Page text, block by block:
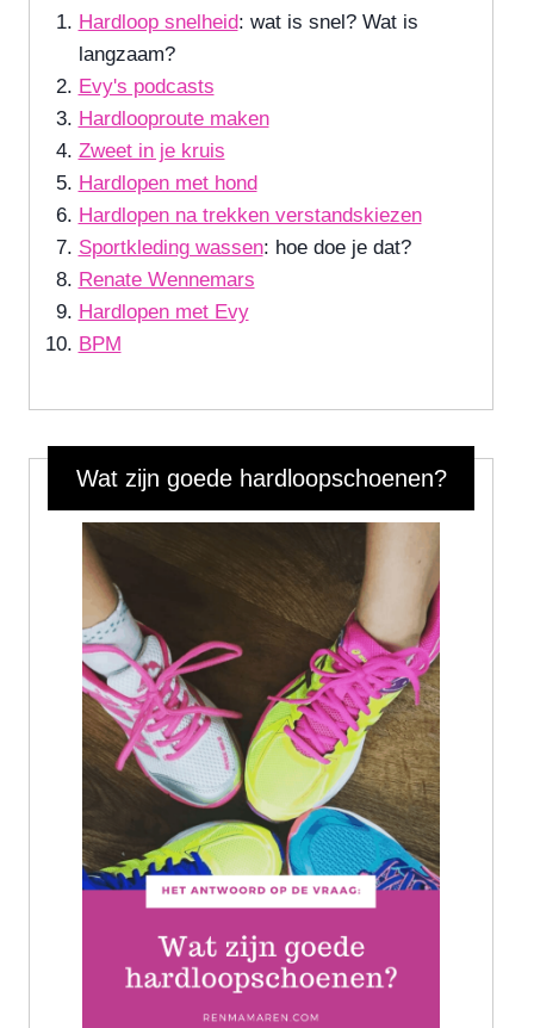
Hardloop snelheid: wat is snel? Wat is
langzaam?
Evy's podcasts
Hardlooproute maken
Zweet in je kruis
Hardlopen met hond
Hardlopen na trekken verstandskiezen
Sportkleding wassen: hoe doe je dat?
Renate Wennemars
Hardlopen met Evy
BPM
Wat zijn goede hardloopschoenen?